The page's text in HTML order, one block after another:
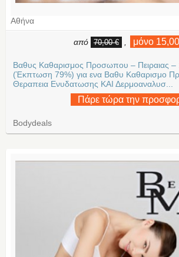
Αθήνα
από 70,00 € μόνο
Βαθυς Καθαρισμος Προσωπου – Πειραιας
(Έκπτωση 79%) για ενα Βαθυ Καθαρισμο
Θεραπεια Ενυδατωσης ΚΑΙ Δερμοαναλυσ...
Πάρε τώρα την
Bodydeals